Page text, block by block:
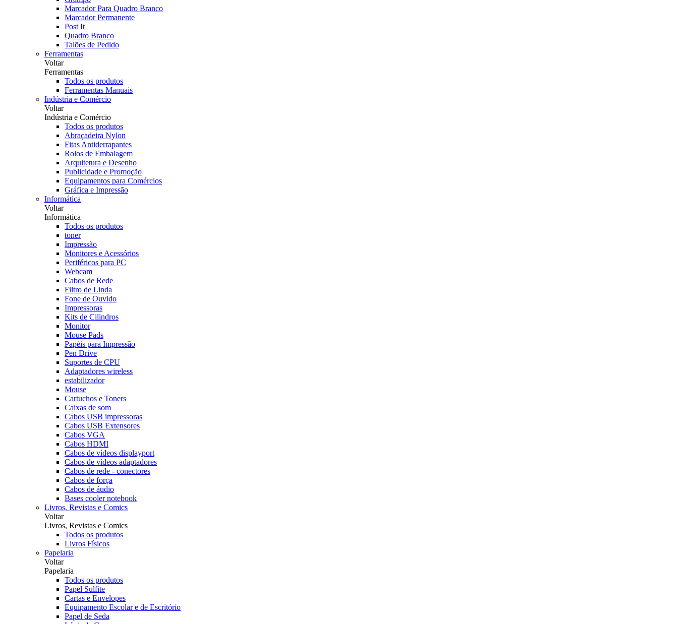
Marcador Para Quadro Branco
Marcador Permanente
Post It
Quadro Branco
Talões de Pedido
Ferramentas
Voltar
Ferramentas
Todos os produtos
Ferramentas Manuais
Indústria e Comércio
Voltar
Indústria e Comércio
Todos os produtos
Abraçadeira Nylon
Fitas Antiderrapantes
Rolos de Embalagem
Arquitetura e Desenho
Publicidade e Promoção
Equipamentos para Comércios
Gráfica e Impressão
Informática
Voltar
Informática
Todos os produtos
toner
Impressão
Monitores e Acessórios
Periféricos para PC
Webcam
Cabos de Rede
Filtro de Linda
Fone de Ouvido
Impressoras
Kits de Cilindros
Monitor
Mouse Pads
Papéis para Impressão
Pen Drive
Suportes de CPU
Adaptadores wireless
estabilizador
Mouse
Cartuchos e Toners
Caixas de som
Cabos USB impressoras
Cabos USB Extensores
Cabos VGA
Cabos HDMI
Cabos de vídeos displayport
Cabos de vídeos adaptadores
Cabos de rede - conectores
Cabos de força
Cabos de áudio
Bases cooler notebook
Livros, Revistas e Comics
Voltar
Livros, Revistas e Comics
Todos os produtos
Livros Físicos
Papelaria
Voltar
Papelaria
Todos os produtos
Papel Sulfite
Cartas e Envelopes
Equipamento Escolar e de Escritório
Papel de Seda